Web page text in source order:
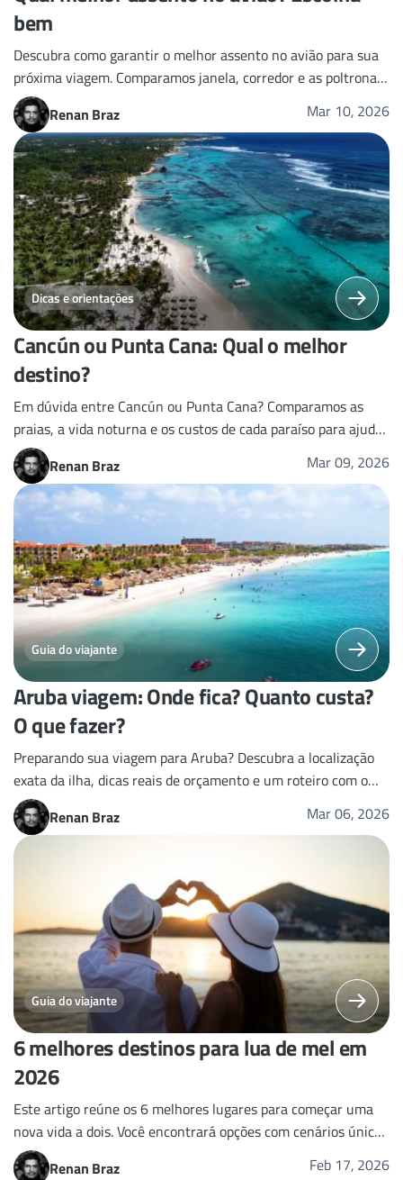
bem
Descubra como garantir o melhor assento no avião para sua
próxima viagem. Comparamos janela, corredor e as poltronas
com mais espaço para o seu conforto.
Renan Braz Mar 10, 2026
Dicas e orientações
Cancún ou Punta Cana: Qual o melhor
destino?
Em dúvida entre Cancún ou Punta Cana? Comparamos as
praias, a vida noturna e os custos de cada paraíso para ajudar
você a decidir o destino ideal no Caribe.
Renan Braz Mar 09, 2026
Guia do viajante
Aruba viagem: Onde fica? Quanto custa?
O que fazer?
Preparando sua viagem para Aruba? Descubra a localização
exata da ilha, dicas reais de orçamento e um roteiro com o
que há de melhor no Caribe holandês.
Renan Braz Mar 06, 2026
Guia do viajante
6 melhores destinos para lua de mel em
2026
Este artigo reúne os 6 melhores lugares para começar uma
nova vida a dois. Você encontrará opções com cenários únicos
e experiências românticas.
Renan Braz Feb 17, 2026